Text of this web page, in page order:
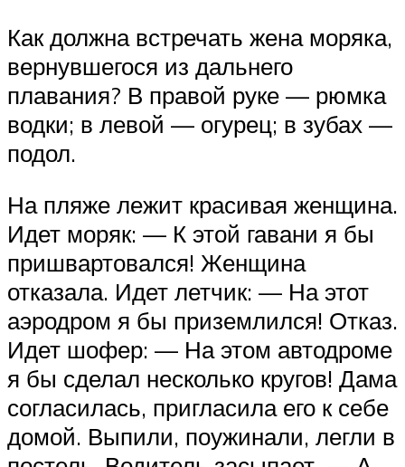
Как должна встречать жена моряка,
вернувшегося из дальнего
плавания? В правой руке — рюмка
водки; в левой — огурец; в зубах —
подол.
На пляже лежит красивая женщина.
Идет моряк: — К этой гавани я бы
пришвартовался! Женщина
отказала. Идет летчик: — На этот
аэродром я бы приземлился! Отказ.
Идет шофер: — На этом автодроме
я бы сделал несколько кругов! Дама
согласилась, пригласила его к себе
домой. Выпили, поужинали, легли в